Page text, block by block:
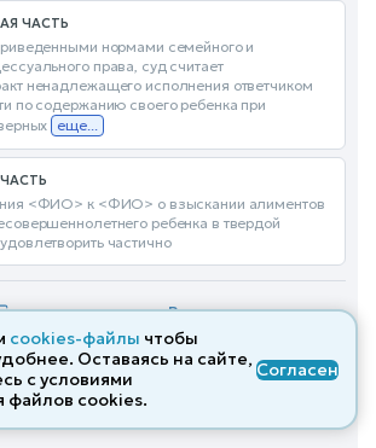
ЧАСТЬ
нормами семейного и
права, суд считает
ненадлежащего исполнения ответчиком
по содержанию своего ребенка при
еще...
<ФИО> к <ФИО> о взыскании алиментов
ребенка в твердой
частично
Все похожие дела→
№ 2-4619/2025 от 14.05.2025
частично
cookies-файлы чтобы
Оставаясь на сайте,
с условиями
файлов cооkies.
Согласен